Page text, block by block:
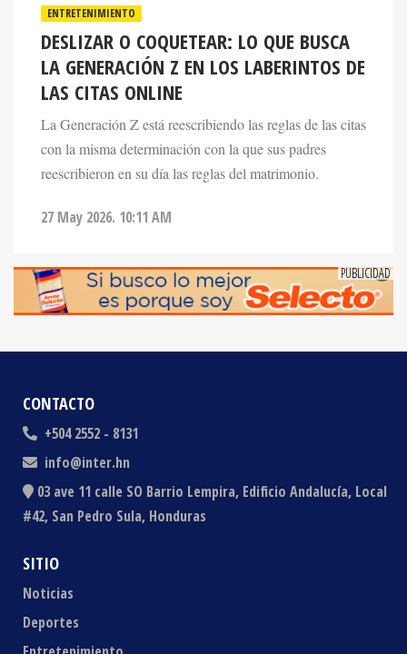
ENTRETENIMIENTO
DESLIZAR O COQUETEAR: LO QUE BUSCA
LA GENERACIÓN Z EN LOS LABERINTOS DE
LAS CITAS ONLINE
La Generación Z está reescribiendo las reglas de las citas
con la misma determinación con la que sus padres
reescribieron en su día las reglas del matrimonio.
27 May 2026. 10:11 AM
CONTACTO
+504 2552 - 8131
info@inter.hn
03 ave 11 calle SO Barrio Lempira, Edificio Andalucía, Local
#42, San Pedro Sula, Honduras
SITIO
Noticias
Deportes